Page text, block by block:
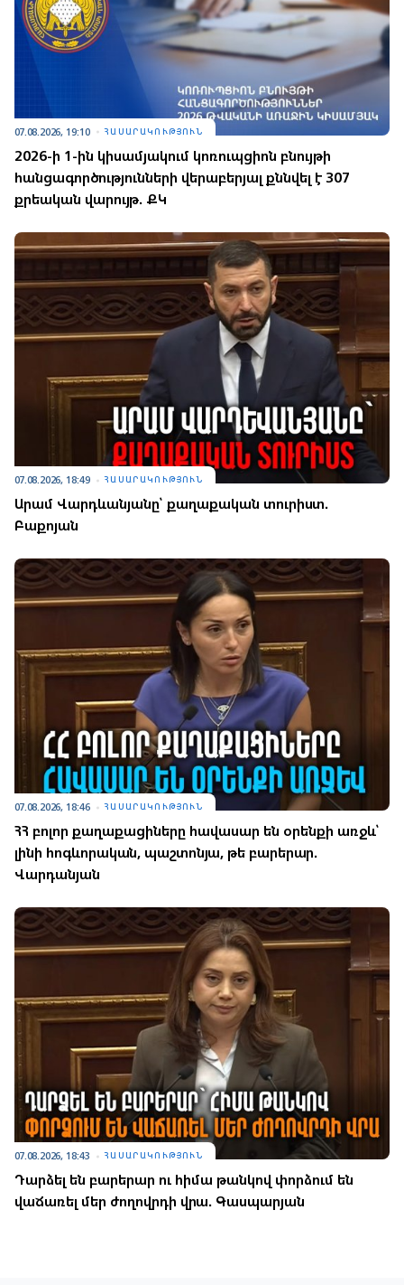
07.08.2026, 19:10 ՀԱՍԱՐԱԿՈՒԹՅՈՒՆ
2026-ի 1-ին կիսամյակում կոռուպցիոն բնույթի
հանցագործությունների վերաբերյալ քննվել է 307
քրեական վարույթ. ՔԿ
07.08.2026, 18:49 ՀԱՍԱՐԱԿՈՒԹՅՈՒՆ
Արամ Վարդևանյանը՝ քաղաքական տուրիստ.
Բաքոյան
07.08.2026, 18:46 ՀԱՍԱՐԱԿՈՒԹՅՈՒՆ
ՀՀ բոլոր քաղաքացիները հավասար են օրենքի առջև՝
լինի հոգևորական, պաշտոնյա, թե բարերար.
Վարդանյան
07.08.2026, 18:43 ՀԱՍԱՐԱԿՈՒԹՅՈՒՆ
Դարձել են բարերար ու հիմա թանկով փորձում են
վաճառել մեր ժողովրդի վրա. Գասպարյան